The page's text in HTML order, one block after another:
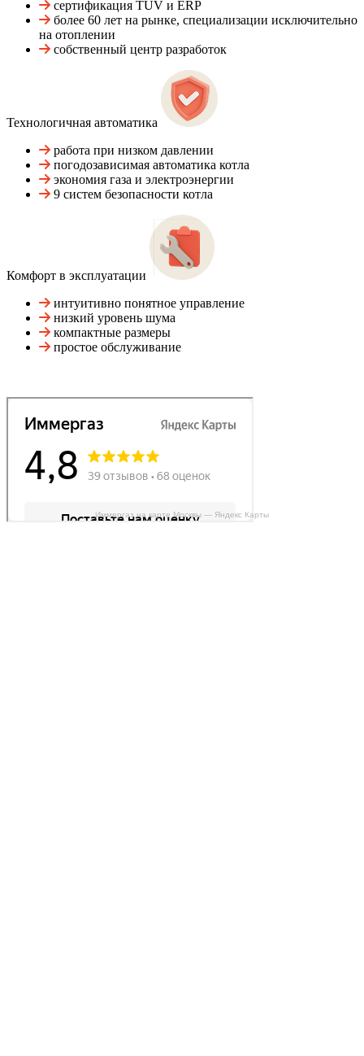
сертификация TUV и ERP
более 60 лет на рынке, специализации исключительно
на отоплении
собственный центр разработок
Технологичная автоматика
работа при низком давлении
погодозависимая автоматика котла
экономия газа и электроэнергии
9 систем безопасности котла
Комфорт в эксплуатации
интуитивно понятное управление
низкий уровень шума
компактные размеры
простое обслуживание
Иммергаз на карте Москвы — Яндекс Карты